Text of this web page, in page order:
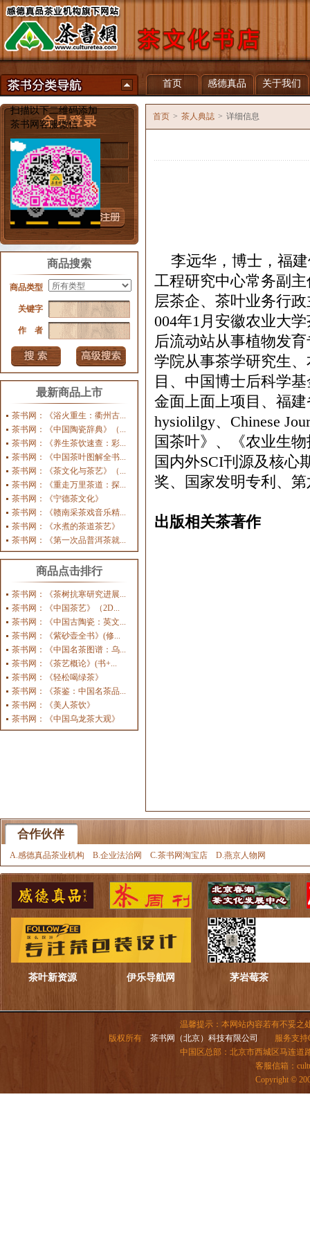
首页 感德真品 关于我们
用户名
密 码
忘记密码？
商品搜索
商品类型
关键字
作 者
最新商品上市
茶书网：《浴火重生：衢州古...
茶书网：《中国陶瓷辞典》（...
茶书网：《养生茶饮速查：彩...
茶书网：《中国茶叶图解全书...
茶书网：《茶文化与茶艺》（...
茶书网：《重走万里茶道：探...
茶书网：《宁德茶文化》
茶书网：《赣南采茶戏音乐精...
茶书网：《水煮的茶道茶艺》
茶书网：《第一次品普洱茶就...
商品点击排行
茶书网：《茶树抗寒研究进展...
茶书网：《中国茶艺》（2D...
茶书网：《中国古陶瓷：英文...
茶书网：《紫砂壶全书》(修...
茶书网：《中国名茶图谱：乌...
茶书网：《茶艺概论》(书+...
茶书网：《轻松喝绿茶》
茶书网：《茶鉴：中国名茶品...
茶书网：《美人茶饮》
茶书网：《中国乌龙茶大观》
首页 > 茶人典誌 > 详细信息
李远华，博士，福建
工程研究中心常务副
层茶企、茶叶业务行
004年1月安徽农业大
后流动站从事植物发
学院从事茶学研究生
目、中国博士后科学
金面上面上项目、福
hysiolilgy、 Chinese
国茶叶》、《农业生
国内外SCI刊源及核心
奖、国家发明专利、
出版相关茶著作
合作伙伴
A.感德真品茶业机构 B.企业法治网 C.茶书网淘宝店 D.燕京人物网
茶叶新资源 伊乐导航网 茅岩莓茶
温馨提示：本网站内容若有不妥之
版权所有茶书网（北京）科技有限公司
服务支持
中国区总部：北京市西城区马连道
客服信箱：
Copyright ©
扫描以下二维码添加
茶书网客服微信